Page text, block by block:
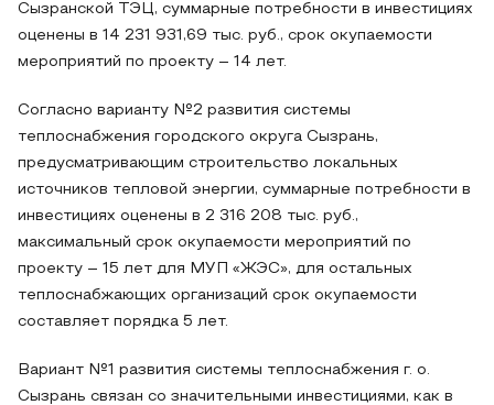
Сызранской ТЭЦ, суммарные потребности в инвестициях
оценены в 14 231 931,69 тыс. руб., срок окупаемости
мероприятий по проекту – 14 лет.
Согласно варианту №2 развития системы
теплоснабжения городского округа Сызрань,
предусматривающим строительство локальных
источников тепловой энергии, суммарные потребности в
инвестициях оценены в 2 316 208 тыс. руб.,
максимальный срок окупаемости мероприятий по
проекту – 15 лет для МУП «ЖЭС», для остальных
теплоснабжающих организаций срок окупаемости
составляет порядка 5 лет.
Вариант №1 развития системы теплоснабжения г. о.
Сызрань связан со значительными инвестициями, как в